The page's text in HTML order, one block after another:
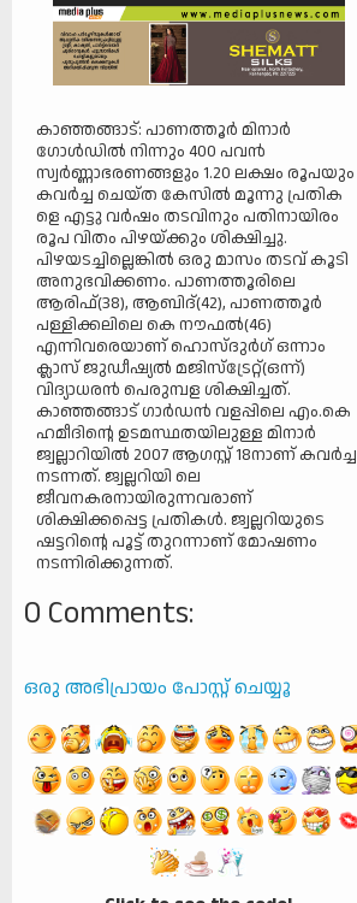
കാഞ്ഞങ്ങാട്: പാണത്തൂര്‍ മിനാര്‍
ഗോള്‍ഡില്‍ നിന്നും 400 പവന്‍
സ്വര്‍ണ്ണാഭരണങ്ങളും 1.20 ലക്ഷം രൂപയും
കവര്‍ച്ച ചെയ്ത കേസില്‍ മൂന്നു പ്രതിക
ളെ എട്ടു വര്‍ഷം തടവിനും പതിനായിരം
രൂപ വിതം പിഴയ്ക്കും ശിക്ഷിച്ചു.
പിഴയടച്ചില്ലെങ്കില്‍ ഒരു മാസം തടവ് കൂടി
അനുഭവിക്കണം. പാണത്തൂരിലെ
ആരിഫ്(38), ആബിദ്(42), പാണത്തൂര്‍
പള്ളിക്കലിലെ കെ നൗഫല്‍(46)
എന്നിവരെയാണ് ഹൊസ്ദുര്‍ഗ് ഒന്നാം
ക്ലാസ് ജുഡീഷ്യല്‍ മജിസ്‌ട്രേറ്റ്(ഒന്ന്)
വിദ്യാധരന്‍ പെരുമ്പള ശിക്ഷിച്ചത്.
കാഞ്ഞങ്ങാട് ഗാര്‍ഡന്‍ വളപ്പിലെ എം.കെ
ഹമീദിന്റെ ഉടമസ്ഥതയിലുള്ള മിനാര്‍
ജ്വല്ലാറിയില്‍ 2007 ആഗസ്റ്റ് 18നാണ് കവര്‍ച്ച
നടന്നത്. ജ്വല്ലറിയി ലെ
ജീവനകരനായിരുന്നവരാണ്
ശിക്ഷിക്കപ്പെട്ട പ്രതികള്‍. ജ്വല്ലറിയുടെ
ഷട്ടറിന്റെ പൂട്ട് തുറന്നാണ് മോഷണം
നടന്നിരിക്കുന്നത്.
0 Comments:
ഒരു അഭിപ്രായം പോസ്റ്റ് ചെയ്യൂ